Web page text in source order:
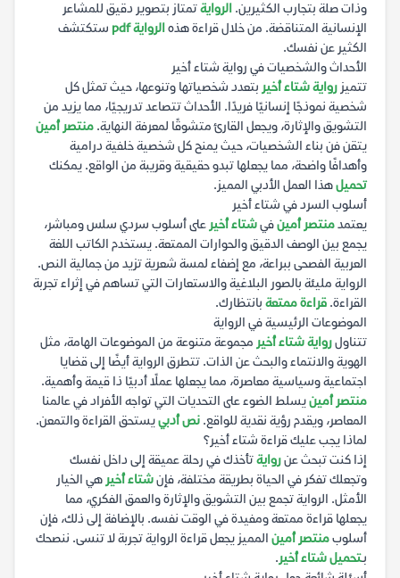
وذات صلة بتجارب الكثيرين. الروايةتمتاز بتصوير دقيق للمشاعر
الإنسانية المتناقضة. من خلال قراءة هذهالرواية pdf
ستكتشف
الكثير عن نفسك.
الأحداث والشخصيات في رواية شتاء أخير
تتميز رواية شتاء أخير بتعدد شخصياتها وتنوعها، حيث تمثل كل
شخصية نموذجًا إنسانيًا فريدًا. الأحداث تتصاعد تدريجيًا، مما يزيد من
التشويق والإثارة، ويجعل القارئ متشوقًا لمعرفة النهاية. منتصر أمين
يتقن فن بناء الشخصيات، حيث يمنح كل شخصية خلفية درامية
وأهدافًا واضحة، مما يجعلها تبدو حقيقية وقريبة من الواقع. يمكنك
تحميلهذا العمل الأدبي المميز.
أسلوب السرد في شتاء أخير
يعتمدمنتصر أمينفيشتاء أخير على أسلوب سردي سلس ومباشر،
يجمع بين الوصف الدقيق والحوارات الممتعة. يستخدم الكاتب اللغة
العربية الفصحى ببراعة، مع إضفاء لمسة شعرية تزيد من جمالية النص.
الرواية مليئة بالصور البلاغية والاستعارات التي تساهم في إثراء تجربة
القراءة. قراءة ممتعة بانتظارك.
الموضوعات الرئيسية في الرواية
تتناولرواية شتاء أخير مجموعة متنوعة من الموضوعات الهامة، مثل
الهوية والانتماء والبحث عن الذات. تتطرق الرواية أيضًا إلى قضايا
اجتماعية وسياسية معاصرة، مما يجعلها عملًا أدبيًا ذا قيمة وأهمية.
منتصر أمينيسلط الضوء على التحديات التي تواجه الأفراد في عالمنا
المعاصر، ويقدم رؤية نقدية للواقع. نص أدبييستحق القراءة والتمعن.
لماذا يجب عليك قراءة شتاء أخير؟
إذا كنت تبحث عنروايةتأخذك في رحلة عميقة إلى داخل نفسك
وتجعلك تفكر في الحياة بطريقة مختلفة، فإنشتاء أخير هي الخيار
الأمثل. الرواية تجمع بين التشويق والإثارة والعمق الفكري، مما
يجعلها قراءة ممتعة ومفيدة في الوقت نفسه. بالإضافة إلى ذلك، فإن
أسلوبمنتصر أمين المميز يجعل قراءة الرواية تجربة لا تنسى. ننصحك
بـتحميل شتاء أخير.